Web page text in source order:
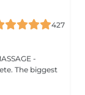
427
-
The biggest